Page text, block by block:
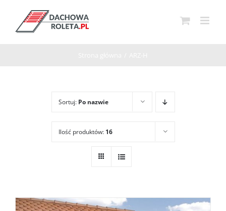
zawartości
Sortuj: Po nazwie
Ilość produktów: 16